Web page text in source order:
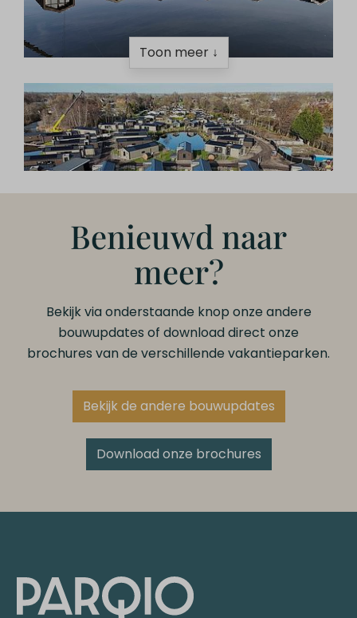
Toon meer ↓
Benieuwd naar
meer?
Bekijk via onderstaande knop onze andere
bouwupdates of download direct onze
brochures van de verschillende vakantieparken.
Bekijk de andere bouwupdates
Download onze brochures